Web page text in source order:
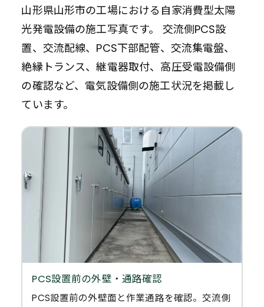
山形県山形市の工場における自家消費型太陽
光発電設備の施工写真です。 交流側PCS設
置、交流配線、PCS下部配管、交流集電盤、
絶縁トランス、継電器取付、高圧受電設備側
の確認など、電気設備側の施工状況を掲載し
ています。
PCS設置前の外壁・通路確認
PCS設置前の外壁面と作業通路を確認。交流側